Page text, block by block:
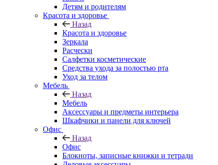
Детям и родителям
Красота и здоровье
Назад
Красота и здоровье
Зеркала
Расчески
Салфетки косметические
Средства ухода за полостью рта
Уход за телом
Мебель
Назад
Мебель
Аксессуары и предметы интерьера
Шкафчики и панели для ключей
Офис
Назад
Офис
Блокноты, записные книжки и тетради